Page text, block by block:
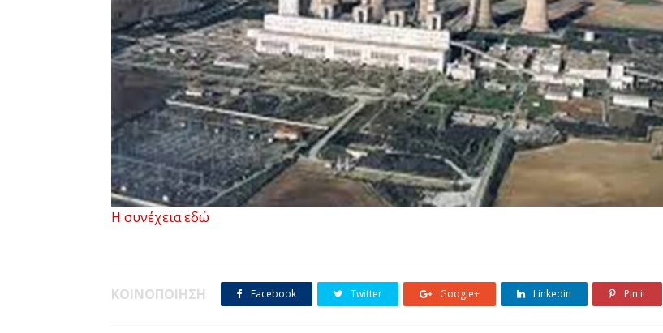
συμβούλιο Κοζάνης, σήμερα Δευτέρα 11 Μαΐου 2026 στις 19:30, στο Κοβεντάρειο. Μεταξύ
των θεμάτων της ίδιας συνεδρίασης, περιλαμβάνονται:
Η συνέχεια εδώ
ΚΟΙΝΟΠΟΙΗΣΗ Facebook Twitter Google+ Linkedin Pin it